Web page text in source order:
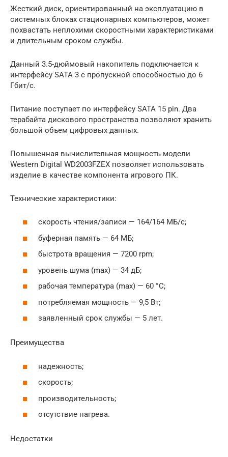
Жесткий диск, ориентированный на эксплуатацию в
системных блоках стационарных компьютеров, может
похвастать неплохими скоростными характеристиками
и длительным сроком службы.
Данный 3.5-дюймовый накопитель подключается к
интерфейсу SATA 3 с пропускной способностью до 6
Гбит/с.
Питание поступает по интерфейсу SATA 15 pin. Два
терабайта дискового пространства позволяют хранить
большой объем цифровых данных.
Повышенная вычислительная мощность модели
Western Digital WD2003FZEX позволяет использовать
изделие в качестве компонента игрового ПК.
Технические характеристики:
скорость чтения/записи — 164/164 МБ/с;
буферная память — 64 МБ;
быстрота вращения — 7200 rpm;
уровень шума (max) — 34 дБ;
рабочая температура (max) — 60 °C;
потребляемая мощность — 9,5 Вт;
заявленный срок службы — 5 лет.
Преимущества
надежность;
скорость;
производительность;
отсутствие нагрева.
Недостатки